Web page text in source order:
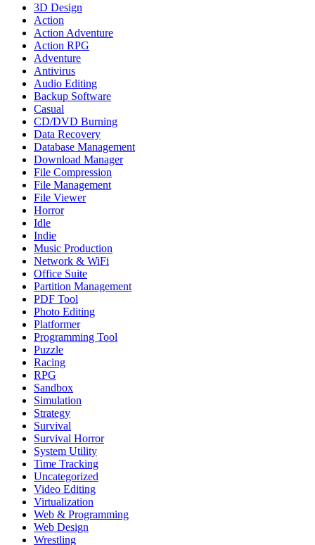
3D Design
Action
Action Adventure
Action RPG
Adventure
Antivirus
Audio Editing
Backup Software
Casual
CD/DVD Burning
Data Recovery
Database Management
Download Manager
File Compression
File Management
File Viewer
Horror
Idle
Indie
Music Production
Network & WiFi
Office Suite
Partition Management
PDF Tool
Photo Editing
Platformer
Programming Tool
Puzzle
Racing
RPG
Sandbox
Simulation
Strategy
Survival
Survival Horror
System Utility
Time Tracking
Uncategorized
Video Editing
Virtualization
Web & Programming
Web Design
Wrestling